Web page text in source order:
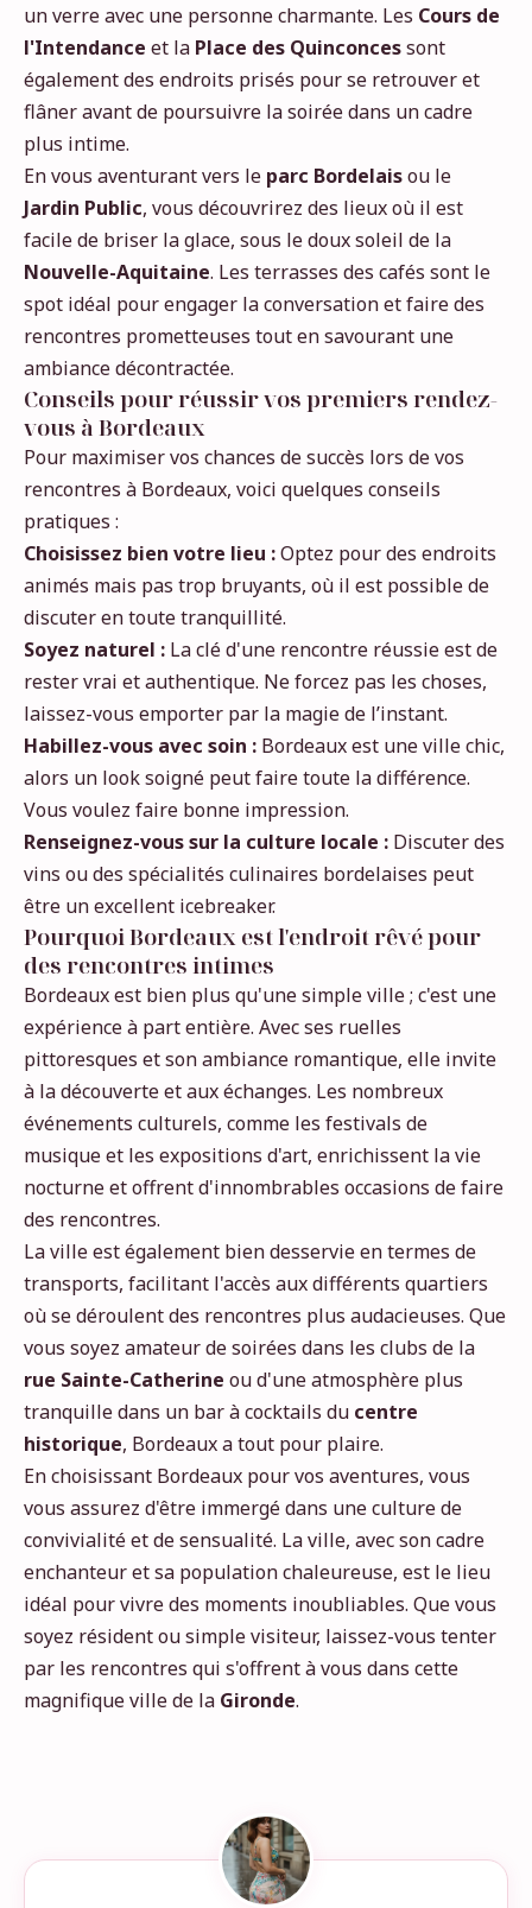
un verre avec une personne charmante. Les Cours de
l'Intendance et la Place des Quinconcessont
également des endroits prisés pour se retrouver et
flâner avant de poursuivre la soirée dans un cadre
plus intime.
En vous aventurant vers le parc Bordelaisou le
Jardin Public, vous découvrirez des lieux où il est
facile de briser la glace, sous le doux soleil de la
Nouvelle-Aquitaine. Les terrasses des cafés sont le
spot idéal pour engager la conversation et faire des
rencontres prometteuses tout en savourant une
ambiance décontractée.
Conseils pour réussir vos premiers rendez-
vous à Bordeaux
Pour maximiser vos chances de succès lors de vos
rencontres à Bordeaux, voici quelques conseils
pratiques :
Choisissez bien votre lieu :Optez pour des endroits
animés mais pas trop bruyants, où il est possible de
discuter en toute tranquillité.
Soyez naturel : La clé d'une rencontre réussie est de
rester vrai et authentique. Ne forcez pas les choses,
laissez-vous emporter par la magie de l’instant.
Habillez-vous avec soin : Bordeaux est une ville chic,
alors un look soigné peut faire toute la différence.
Vous voulez faire bonne impression.
Renseignez-vous sur la culture locale : Discuter des
vins ou des spécialités culinaires bordelaises peut
être un excellent icebreaker.
Pourquoi Bordeaux est l'endroit rêvé pour
des rencontres intimes
Bordeaux est bien plus qu'une simple ville ; c'est une
expérience à part entière. Avec ses ruelles
pittoresques et son ambiance romantique, elle invite
à la découverte et aux échanges. Les nombreux
événements culturels, comme les festivals de
musique et les expositions d'art, enrichissent la vie
nocturne et offrent d'innombrables occasions de faire
des rencontres.
La ville est également bien desservie en termes de
transports, facilitant l'accès aux différents quartiers
où se déroulent des rencontres plus audacieuses. Que
vous soyez amateur de soirées dans les clubs de la
rue Sainte-Catherine ou d'une atmosphère plus
tranquille dans un bar à cocktails du centre
historique, Bordeaux a tout pour plaire.
En choisissant Bordeaux pour vos aventures, vous
vous assurez d'être immergé dans une culture de
convivialité et de sensualité. La ville, avec son cadre
enchanteur et sa population chaleureuse, est le lieu
idéal pour vivre des moments inoubliables. Que vous
soyez résident ou simple visiteur, laissez-vous tenter
par les rencontres qui s'offrent à vous dans cette
magnifique ville de la Gironde.